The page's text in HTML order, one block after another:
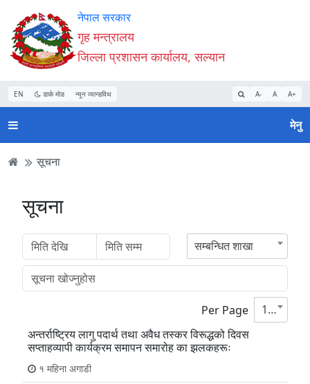
Accessibility
Mode
सुरु
गर्नुहोस्
सामाग्री
पढ्नुहाेस्
नेभिगेसन
पढ्नुहाेस्
वेबसाइट
खोजमा
जानुहोस्
नेपाल सरकार
गृह मन्त्रालय
जिल्ला प्रशासन कार्यालय, सल्यान
EN डार्क मोड न्यून व्यान्डविथ A- A A+
मेनु
सूचना
सूचना
सम्बन्धित शाखा
Per Page
10
अन्तर्राष्ट्रिय लागु पदार्थ तथा अवैध तस्कर विरूद्धको दिवस
सप्ताहव्यापी कार्यक्रम समापन समारोह का झलकहरूः
१ महिना अगाडी